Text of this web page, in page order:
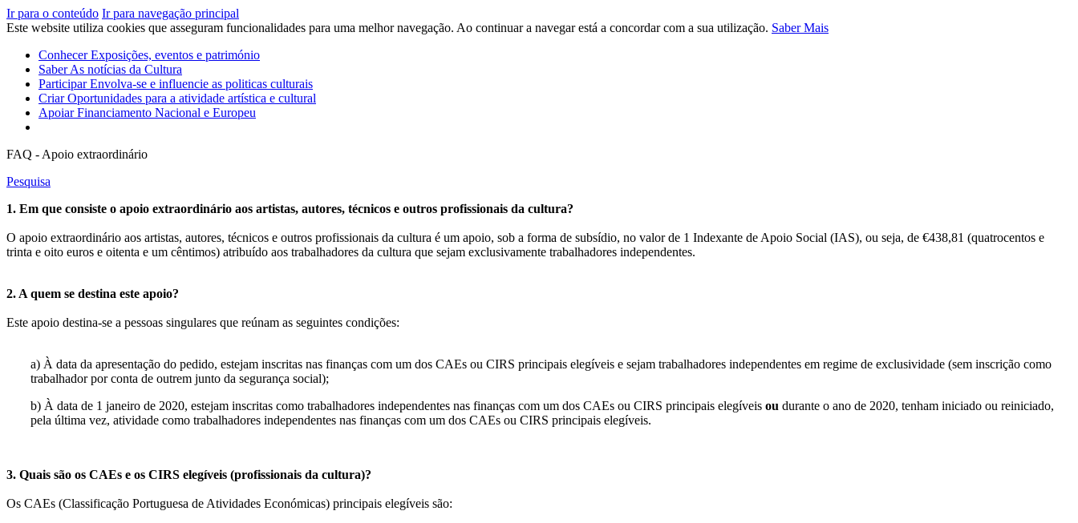
Ir para o conteúdo Ir para navegação principal
Este website utiliza cookies que asseguram funcionalidades para uma melhor navegação. Ao continuar a navegar está a concordar com a sua utilização. Saber Mais
ConhecerExposições, eventos e património
SaberAs notícias da Cultura
ParticiparEnvolva-se e influencie as politicas culturais
CriarOportunidades para a atividade artística e cultural
ApoiarFinanciamento Nacional e Europeu
FAQ - Apoio extraordinário
Pesquisa
1. Em que consiste o apoio extraordinário aos artistas, autores, técnicos e outros profissionais da cultura?
O apoio extraordinário aos artistas, autores, técnicos e outros profissionais da cultura é um apoio, sob a forma de subsídio, no valor de 1 Indexante de Apoio Social (IAS), ou seja, de €438,81 (quatrocentos e
trinta e oito euros e oitenta e um cêntimos) atribuído aos trabalhadores da cultura que sejam exclusivamente trabalhadores independentes.
2. A quem se destina este apoio?
Este apoio destina-se a pessoas singulares que reúnam as seguintes condições:
a) À data da apresentação do pedido, estejam inscritas nas finanças com um dos CAEs ou CIRS principais elegíveis e sejam trabalhadores independentes em regime de exclusividade (sem inscrição como
trabalhador por conta de outrem junto da segurança social);
b) À data de 1 janeiro de 2020, estejam inscritas como trabalhadores independentes nas finanças com um dos CAEs ou CIRS principais elegíveis ou durante o ano de 2020, tenham iniciado ou reiniciado,
pela última vez, atividade como trabalhadores independentes nas finanças com um dos CAEs ou CIRS principais elegíveis.
3. Quais são os CAEs e os CIRS elegíveis (profissionais da cultura)?
Os CAEs (Classificação Portuguesa de Atividades Económicas) principais elegíveis são: